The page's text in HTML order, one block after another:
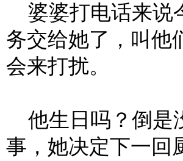
婆婆打电话来说
务交给她了，叫他
会来打扰。
他生日吗？倒是
事，她决定下一回